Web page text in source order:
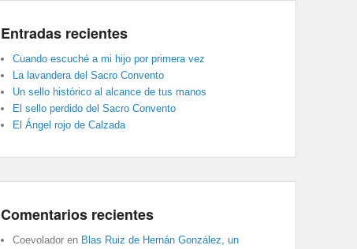
Entradas recientes
Cuando escuché a mi hijo por primera vez
La lavandera del Sacro Convento
Un sello histórico al alcance de tus manos
El sello perdido del Sacro Convento
El Ángel rojo de Calzada
Comentarios recientes
Coevolador en Blas Ruiz de Hernán González, un